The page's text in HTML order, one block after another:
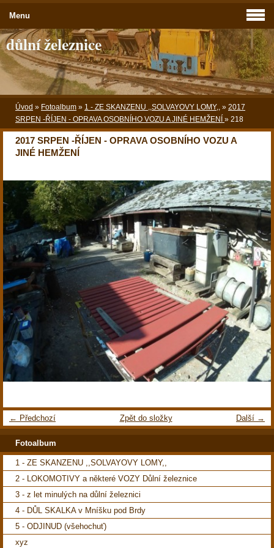
důlní železnice
Úvod » Fotoalbum » 1 - ZE SKANZENU ,,SOLVAYOVY LOMY,, » 2017
SRPEN -ŘÍJEN - OPRAVA OSOBNÍHO VOZU A JINÉ HEMŽENÍ » 218
2017 SRPEN -ŘÍJEN - OPRAVA OSOBNÍHO VOZU A
JINÉ HEMŽENÍ
← Předchozí Další →
Zpět do složky
Menu
Fotoalbum
1 - ZE SKANZENU ,,SOLVAYOVY LOMY,,
2 - LOKOMOTIVY a některé VOZY Důlní železnice
3 - z let minulých na důlní železnici
4 - DŮL SKALKA v Mníšku pod Brdy
5 - ODJINUD (všehochuť)
xyz